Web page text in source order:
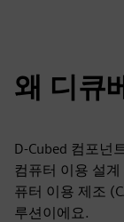
왜 디큐
D-Cubed 컴포넌
컴퓨터 이용 설
퓨터 이용 제조
루션이에요.